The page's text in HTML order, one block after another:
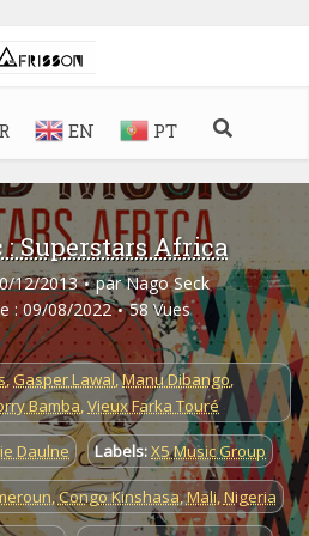
EN PT
Superstars Africa
12/2013 par Nago Seck
: 09/08/2022
58 Vues
,Gasper Lawal,Manu Dibango,
Bamba,Vieux Farka Touré
Daulne Labels:X5 Music Group
,Congo Kinshasa,Mali,Nigeria